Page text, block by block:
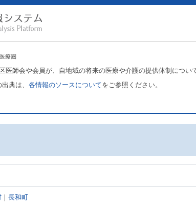
療圏
医師会や会員が、自地域の将来の医療や介護の提供体制につ
出典は、各情報のソースについてをご参照ください。
｜長和町